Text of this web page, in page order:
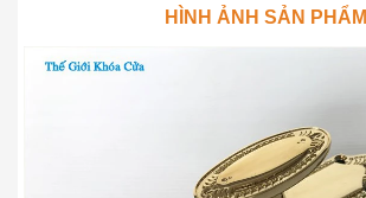
HÌNH ẢNH SẢN PHẨM